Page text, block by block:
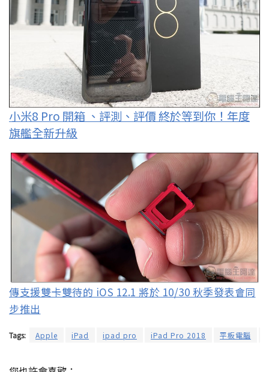
小米8 Pro 開箱 、評測、評價 終於等到你！年度
旗艦全新升級
傳支援雙卡雙待的 iOS 12.1 將於 10/30 秋季發表會同
步推出
Tags: Apple iPad ipad pro iPad Pro 2018 平板電腦